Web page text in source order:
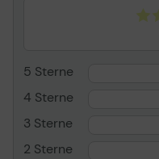
Media
Medientyp
Mediengrößen
5 Sterne
4 Sterne
3 Sterne
2 Sterne